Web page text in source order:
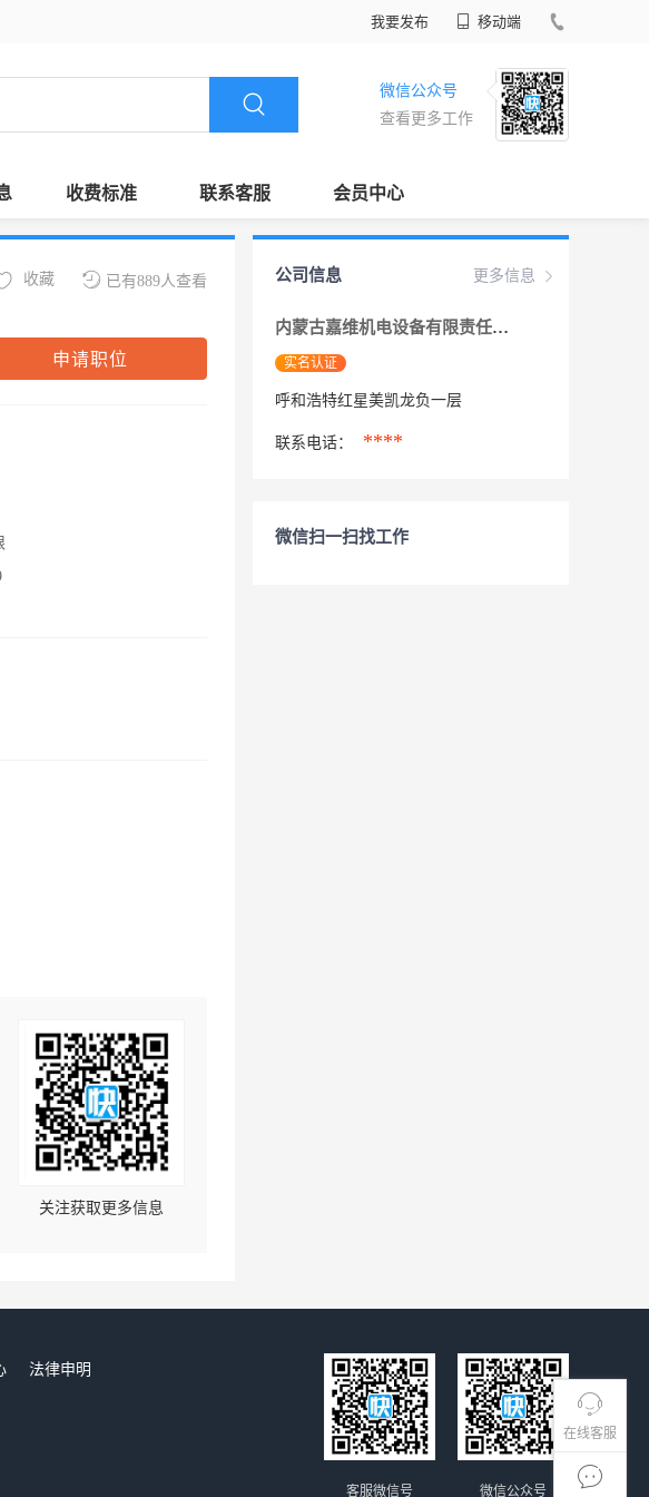
我要发布 移动端
微信公众号
查看更多工作
收费标准 联系客服 会员中心
在线客服
已有889人查看
收藏
申请职位
关注获取更多信息
更多信息
公司信息
内蒙古嘉维机电设备有限责任公司
实名认证
呼和浩特红星美凯龙负一层
联系电话： ****
微信扫一扫找工作
法律申明
微信公众号
客服微信号